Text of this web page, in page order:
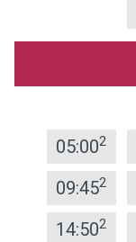
05:002
09:452
14:502